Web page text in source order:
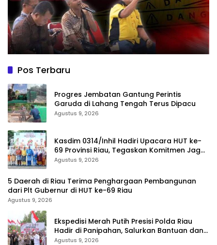
Pos Terbaru
Progres Jembatan Gantung Perintis
Garuda di Lahang Tengah Terus Dipacu
Agustus 9, 2026
Kasdim 0314/Inhil Hadiri Upacara HUT ke-
69 Provinsi Riau, Tegaskan Komitmen Jaga
Persatuan dan Pembangunan
Agustus 9, 2026
5 Daerah di Riau Terima Penghargaan Pembangunan
dari Plt Gubernur di HUT ke-69 Riau
Agustus 9, 2026
Ekspedisi Merah Putih Presisi Polda Riau
Hadir di Panipahan, Salurkan Bantuan dan
Layanan Kesehatan
Agustus 9, 2026